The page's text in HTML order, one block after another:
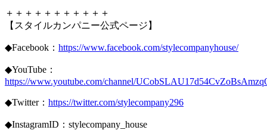
＋＋＋＋＋＋＋＋＋＋＋
【スタイルカンパニー公式ページ】
◆Facebook： https://www.facebook.com/stylecompanyhouse/
◆YouTube：
https://www.youtube.com/channel/
◆Twitter： https://twitter.com/stylecompany296
◆InstagramID：stylecompany_house